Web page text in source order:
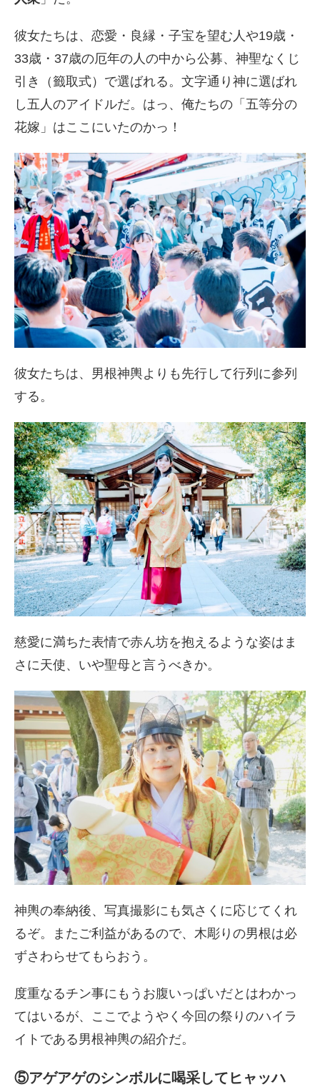
彼女たちは、恋愛・良縁・子宝を望む人や19歳・
33歳・37歳の厄年の人の中から公募、神聖なくじ
引き（籤取式）で選ばれる。文字通り神に選ばれ
し五人のアイドルだ。はっ、俺たちの「五等分の
花嫁」はここにいたのかっ！
彼女たちは、男根神輿よりも先行して行列に参列
する。
慈愛に満ちた表情で赤ん坊を抱えるような姿はま
さに天使、いや聖母と言うべきか。
神輿の奉納後、写真撮影にも気さくに応じてくれ
るぞ。またご利益があるので、木彫りの男根は必
ずさわらせてもらおう。
度重なるチン事にもうお腹いっぱいだとはわかっ
てはいるが、ここでようやく今回の祭りのハイラ
イトである男根神輿の紹介だ。
⑤アゲアゲのシンボルに喝采してヒャッハ